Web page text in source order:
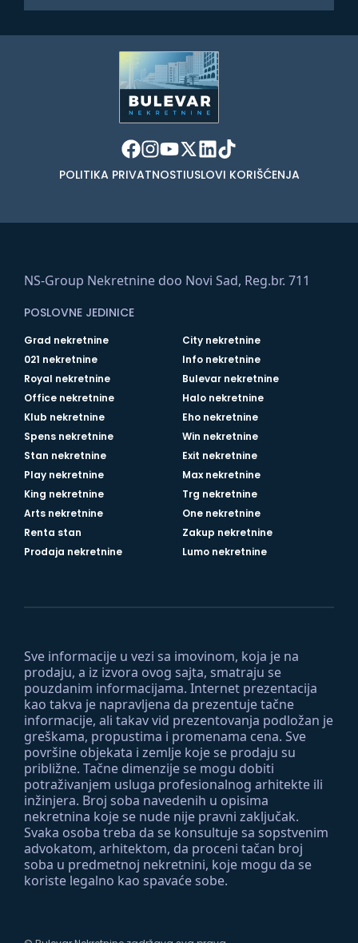
POLITIKA PRIVATNOSTIUSLOVI KORIŠĆENJA
Sve informacije u vezi sa imovinom, koja je na
prodaju, a iz izvora ovog sajta, smatraju se
pouzdanim informacijama. Internet prezentacija
kao takva je napravljena da prezentuje tačne
informacije, ali takav vid prezentovanja podložan je
greškama, propustima i promenama cena. Sve
površine objekata i zemlje koje se prodaju su
približne. Tačne dimenzije se mogu dobiti
potraživanjem usluga profesionalnog arhitekte ili
inžinjera. Broj soba navedenih u opisima
nekretnina koje se nude nije pravni zaključak.
Svaka osoba treba da se konsultuje sa sopstvenim
advokatom, arhitektom, da proceni tačan broj
soba u predmetnoj nekretnini, koje mogu da se
koriste legalno kao spavaće sobe.
NS-Group Nekretnine doo Novi Sad, Reg.br. 711
POSLOVNE JEDINICE
Grad nekretnine
City nekretnine
021 nekretnine
Info nekretnine
Royal nekretnine
Bulevar nekretnine
Office nekretnine
Halo nekretnine
Klub nekretnine
Eho nekretnine
Spens nekretnine
Win nekretnine
Stan nekretnine
Exit nekretnine
Play nekretnine
Max nekretnine
King nekretnine
Trg nekretnine
Arts nekretnine
One nekretnine
Renta stan
Zakup nekretnine
Prodaja nekretnine
Lumo nekretnine